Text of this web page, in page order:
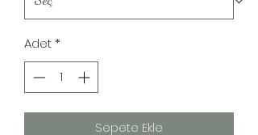
Adet*
Sepete Ekle